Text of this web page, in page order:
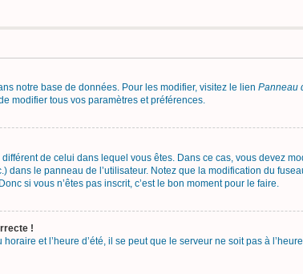
notre base de données. Pour les modifier, visitez le lien Panneau
modifier tous vos paramètres et préférences.
de celui dans lequel vous êtes. Dans ce cas, vous devez
dans le panneau de l’utilisateur. Notez que la modification du
si vous n’êtes pas inscrit, c’est le bon moment pour le faire.
!
et l’heure d’été, il se peut que le serveur ne soit pas à